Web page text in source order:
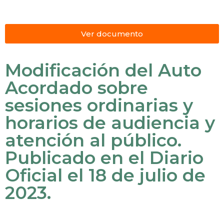
Ver documento
Modificación del Auto
Acordado sobre
sesiones ordinarias y
horarios de audiencia y
atención al público.
Publicado en el Diario
Oficial el 18 de julio de
2023.